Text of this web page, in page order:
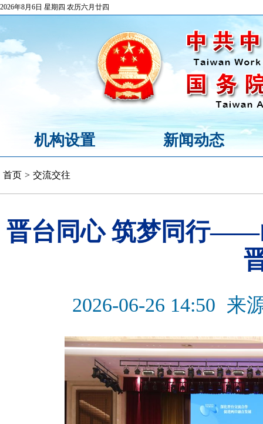
2026年8月6日 星期四 农历六月廿四
机构设置 新闻动态
首页 > 交流交往
晋台同心 筑梦同行——
2026-06-26 14:50 来